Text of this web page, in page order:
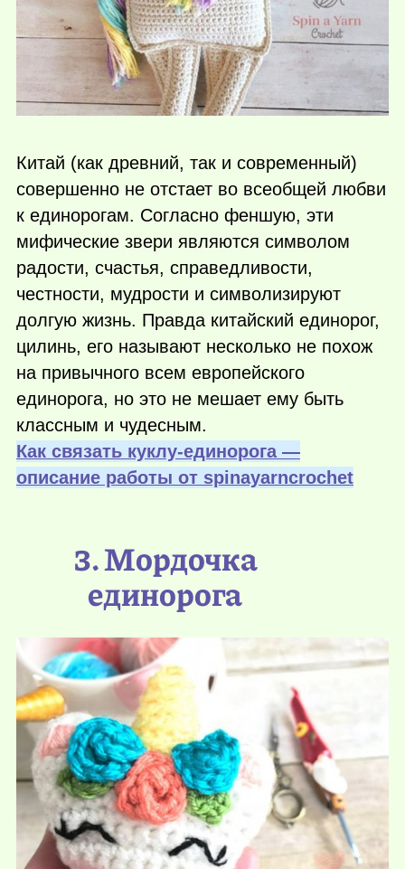
Китай (как древний, так и современный)
совершенно не отстает во всеобщей любви
к единорогам. Согласно феншую, эти
мифические звери являются символом
радости, счастья, справедливости,
честности, мудрости и символизируют
долгую жизнь. Правда китайский единорог,
цилинь, его называют несколько не похож
на привычного всем европейского
единорога, но это не мешает ему быть
классным и чудесным.
Как связать куклу-единорога —
описание работы от spinayarncrochet
3. Мордочка
единорога